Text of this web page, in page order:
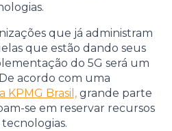
que já administram
que estão dando seus
do 5G será um
acordo com uma
KPMG Brasil, grande parte
se em reservar recursos